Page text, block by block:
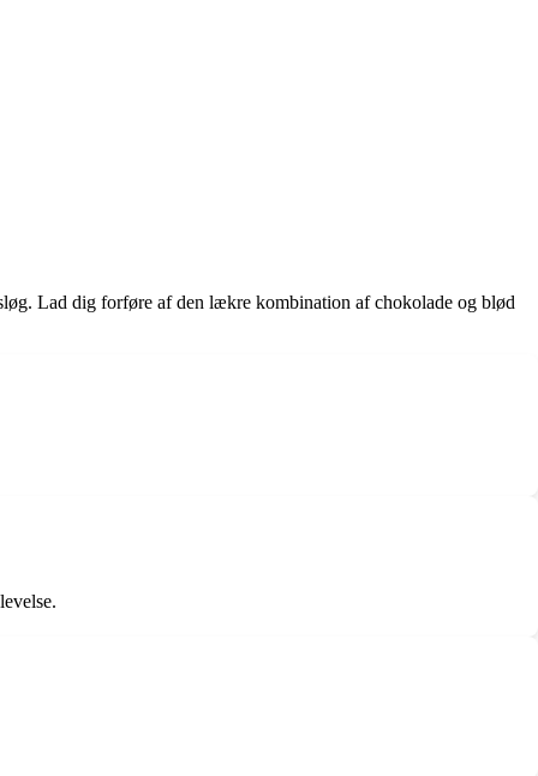
Lad dig forføre af den lækre kombination af chokolade og blød